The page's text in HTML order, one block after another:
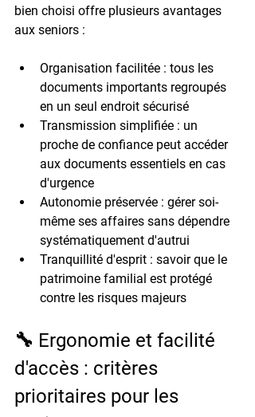
bien choisi offre plusieurs avantages
aux seniors :
Organisation facilitée : tous les
documents importants regroupés
en un seul endroit sécurisé
Transmission simplifiée : un
proche de confiance peut accéder
aux documents essentiels en cas
d'urgence
Autonomie préservée : gérer soi-
même ses affaires sans dépendre
systématiquement d'autrui
Tranquillité d'esprit : savoir que le
patrimoine familial est protégé
contre les risques majeurs
🔧 Ergonomie et facilité
d'accès : critères
prioritaires pour les